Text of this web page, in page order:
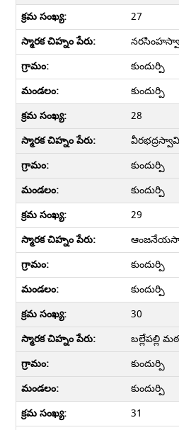
27
కుందుర్పి
కుందుర్పి
28
కుందుర్పి
కుందుర్పి
29
కుందుర్పి
కుందుర్పి
30
బల్లేపల్లి
కుందుర్పి
కుందుర్పి
31